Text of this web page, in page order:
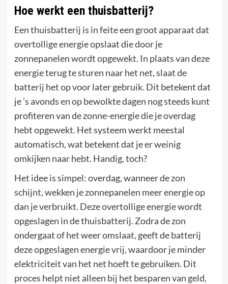
Hoe werkt een thuisbatterij?
Een thuisbatterij is in feite een groot apparaat dat
overtollige energie opslaat die door je
zonnepanelen wordt opgewekt. In plaats van deze
energie terug te sturen naar het net, slaat de
batterij het op voor later gebruik. Dit betekent dat
je ’s avonds en op bewolkte dagen nog steeds kunt
profiteren van de zonne-energie die je overdag
hebt opgewekt. Het systeem werkt meestal
automatisch, wat betekent dat je er weinig
omkijken naar hebt. Handig, toch?
Het idee is simpel: overdag, wanneer de zon
schijnt, wekken je zonnepanelen meer energie op
dan je verbruikt. Deze overtollige energie wordt
opgeslagen in de thuisbatterij. Zodra de zon
ondergaat of het weer omslaat, geeft de batterij
deze opgeslagen energie vrij, waardoor je minder
elektriciteit van het net hoeft te gebruiken. Dit
proces helpt niet alleen bij het besparen van geld,